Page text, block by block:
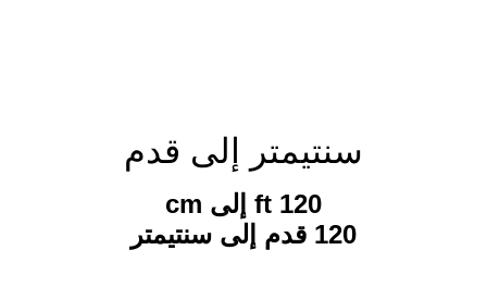
سنتيمتر إلى قدم
120 ft إلى cm
120 قدم إلى سنتيمتر